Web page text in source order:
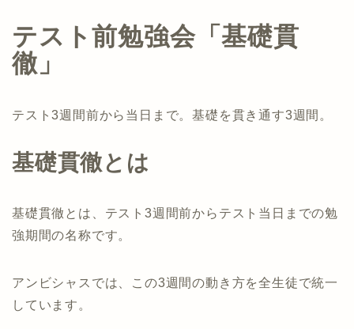
テスト前勉強会「基礎貫
徹」
テスト3週間前から当日まで。基礎を貫き通す3週間。
基礎貫徹とは
基礎貫徹とは、テスト3週間前からテスト当日までの勉
強期間の名称です。
アンビシャスでは、この3週間の動き方を全生徒で統一
しています。